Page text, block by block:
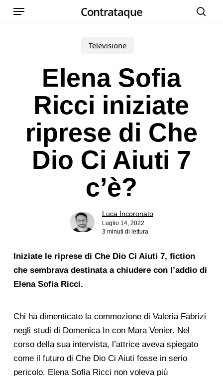
Skip
Contrataque
Menu
Televisione
Elena Sofia
Ricci iniziate
riprese di Che
Dio Ci Aiuti 7
c’è?
Luca Incoronato
Luglio 14, 2022
3 minuti di lettura
Iniziate le riprese di Che Dio Ci Aiuti 7, fiction
che sembrava destinata a chiudere con l’addio di
Elena Sofia Ricci.
Chi ha dimenticato la commozione di Valeria Fabrizi
negli studi di Domenica In con Mara Venier. Nel
corso della sua intervista, l’attrice aveva spiegato
come il futuro di Che Dio Ci Aiuti fosse in serio
pericolo. Elena Sofia Ricci non voleva più